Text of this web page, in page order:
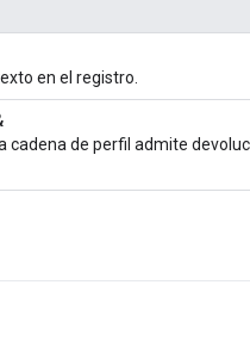
en el registro.
cadena de perfil admite